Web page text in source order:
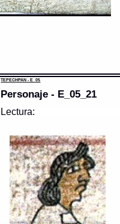
TEPECHPAN - E_05
Personaje - E_05_21
Lectura: